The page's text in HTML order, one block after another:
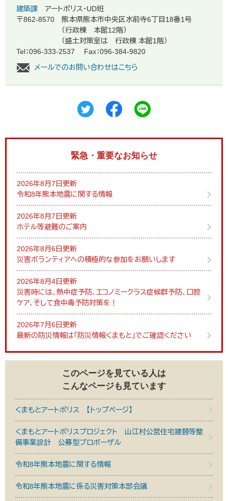
建築課
アートポリス・UD班
〒862-8570
熊本県熊本市中央区水前寺6丁目18番1号
（行政棟 本館12階）
（盛土対策室は 行政棟 本館1階）
Tel：096-333-2537
Fax：096-384-9820
メールでのお問い合わせはこちら
緊急・重要なお知らせ
2026年8月7日更新
令和8年熊本地震に関する情報
2026年8月7日更新
ホテル等避難のご案内
2026年8月6日更新
災害ボランティアへの積極的な参加をお願いします
2026年8月4日更新
災害時には、熱中症予防、エコノミークラス症候群予防、口腔
ケア、そして食中毒予防対策を！
2026年7月6日更新
最新の防災情報は「防災情報くまもと」でご確認ください
このページを見ている人は
こんなページも見ています
くまもとアートポリス 【トップページ】
くまもとアートポリスプロジェクト 山江村公営住宅建替等整
備事業設計 公募型プロポーザル
令和8年熊本地震に関する情報
令和8年熊本地震に係る災害対策本部会議